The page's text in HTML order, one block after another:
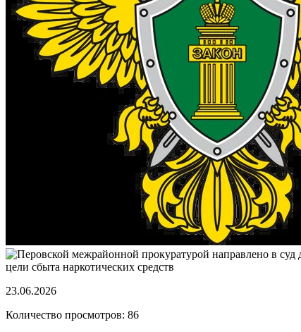
23.06.2026
Количество просмотров: 86